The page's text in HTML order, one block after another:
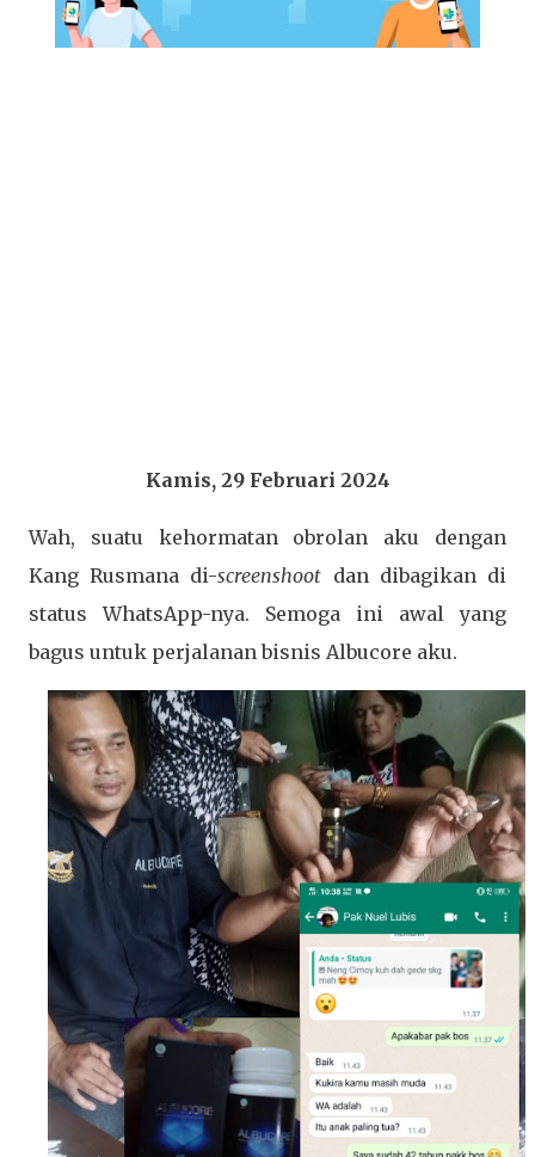
Kamis, 29 Februari 2024
Wah, suatu kehormatan obrolan aku dengan
Kang Rusmana di-screenshoot dan dibagikan di
status WhatsApp-nya. Semoga ini awal yang
bagus untuk perjalanan bisnis Albucore aku.